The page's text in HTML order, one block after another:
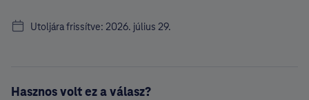
Utoljára frissítve: 2026. július 29.
Hasznos volt ez a válasz?